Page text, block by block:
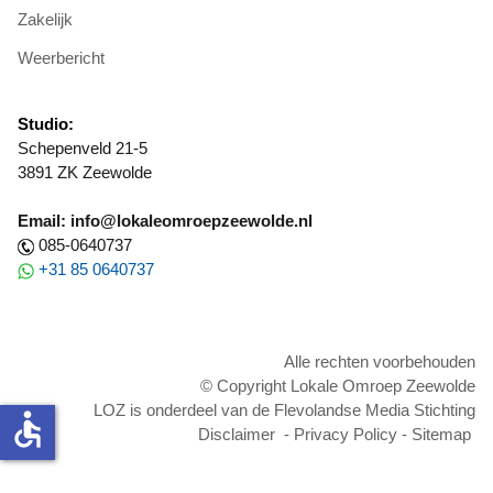
Zakelijk
Weerbericht
Studio:
Schepenveld 21-5
3891 ZK Zeewolde
Email: info@lokaleomroepzeewolde.nl
085-0640737
+31 85 0640737
Alle rechten voorbehouden
© Copyright Lokale Omroep Zeewolde
LOZ is onderdeel van de Flevolandse Media Stichting
Disclaimer - Privacy Policy - Sitemap
accessible